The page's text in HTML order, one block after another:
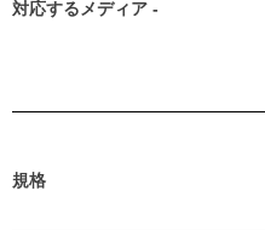
対応するメディア -
規格